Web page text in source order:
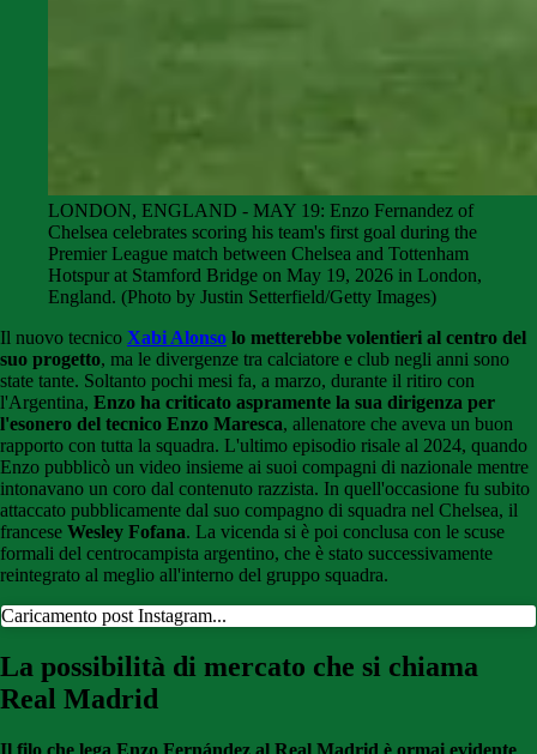
LONDON, ENGLAND - MAY 19: Enzo Fernandez of
Chelsea celebrates scoring his team's first goal during the
Premier League match between Chelsea and Tottenham
Hotspur at Stamford Bridge on May 19, 2026 in London,
England. (Photo by Justin Setterfield/Getty Images)
Il nuovo tecnico Xabi Alonso lo metterebbe volentieri al centro del
suo progetto, ma le divergenze tra calciatore e club negli anni sono
state tante. Soltanto pochi mesi fa, a marzo, durante il ritiro con
l'Argentina, Enzo ha criticato aspramente la sua dirigenza per
l'esonero del tecnico Enzo Maresca, allenatore che aveva un buon
rapporto con tutta la squadra. L'ultimo episodio risale al 2024, quando
Enzo pubblicò un video insieme ai suoi compagni di nazionale mentre
intonavano un coro dal contenuto razzista. In quell'occasione fu subito
attaccato pubblicamente dal suo compagno di squadra nel Chelsea, il
francese Wesley Fofana. La vicenda si è poi conclusa con le scuse
formali del centrocampista argentino, che è stato successivamente
reintegrato al meglio all'interno del gruppo squadra.
Caricamento post Instagram...
La possibilità di mercato che si chiama
Real Madrid
Il filo che lega Enzo Fernández al Real Madrid è ormai evidente